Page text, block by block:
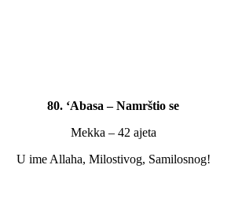
80. ‘Abasa – Namrštio se
Mekka – 42 ajeta
U ime Allaha, Milostivog, Samilosnog!